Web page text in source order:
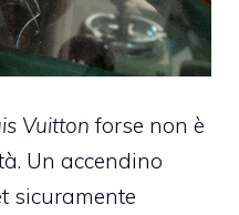
Vuitton forse non è
Un accendino
sicuramente